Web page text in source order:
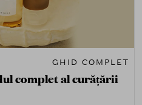
GHID COMPLET
complet al curățării